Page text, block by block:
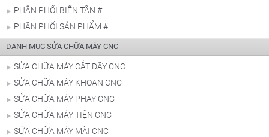
PHÂN PHỐI BIẾN TẦN #
PHÂN PHỐI SẢN PHẨM #
DANH MỤC SỬA CHỮA MÁY CNC
SỬA CHỮA MÁY CẮT DÂY CNC
SỬA CHỮA MÁY KHOAN CNC
SỬA CHỮA MÁY PHAY CNC
SỬA CHỮA MÁY TIỆN CNC
SỬA CHỮA MÁY MÀI CNC